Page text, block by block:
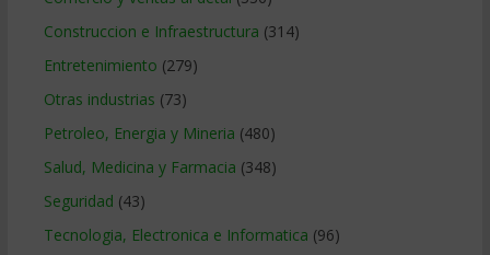
Construccion e Infraestructura (314)
Entretenimiento (279)
Otras industrias (73)
Petroleo, Energia y Mineria (480)
Salud, Medicina y Farmacia (348)
Seguridad (43)
Tecnologia, Electronica e Informatica (96)